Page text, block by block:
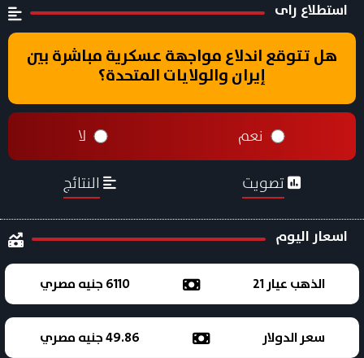
استطلاع راى
هل تتوقع اندلاع مواجهة عسكرية مباشرة بين
إيران والولايات المتحدة؟
نعم لا
تصويت النتائج
اسعار اليوم
الذهب عيار 21 6110 جنيه مصري
سعر الدولار 49.86 جنيه مصري